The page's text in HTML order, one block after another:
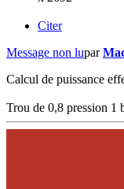
Citer
Message non lupar
Calcul de puissance
Trou de 0,8 pression 1